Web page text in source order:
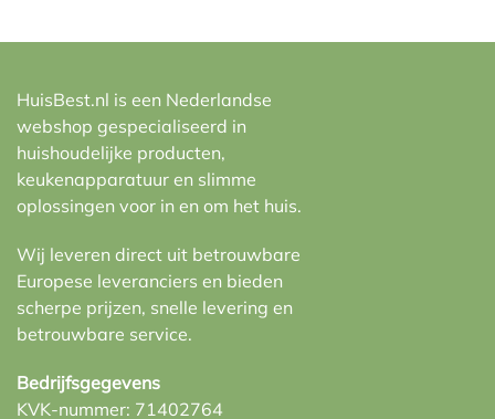
HuisBest.nl is een Nederlandse
webshop gespecialiseerd in
huishoudelijke producten,
keukenapparatuur en slimme
oplossingen voor in en om het huis.
Wij leveren direct uit betrouwbare
Europese leveranciers en bieden
scherpe prijzen, snelle levering en
betrouwbare service.
Bedrijfsgegevens
KVK-nummer: 71402764